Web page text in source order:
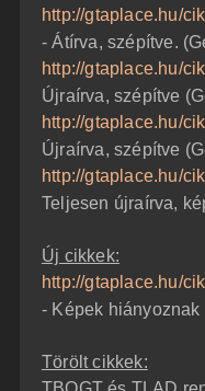
http://gtaplace.hu/
- Átírva, szépítve.
http://gtaplace.hu/
Újraírva, szépítve
http://gtaplace.hu/
Újraírva, szépítve
http://gtaplace.hu/
Teljesen újraírva,
Új cikkek:
http://gtaplace.hu/
- Képek
Törölt cikkek: